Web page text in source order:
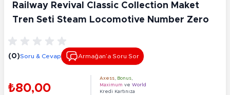
Railway Revival Classic Collection Maket
Tren Seti Steam Locomotive Number Zero
(0)Soru & Cevap Armağan’a Soru Sor
₺80,00
Axess Bonus
Maximum ve World
Kredi Kartınıza